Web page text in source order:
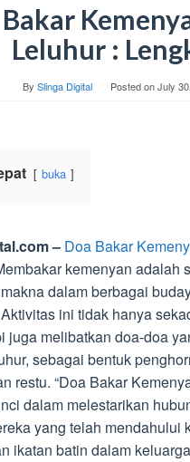
Leluhur :
By Slinga Digital Posted onJuly
buka
– Doa Bakar
kemenyan adalah
dalam berbagai
ini tidak hanya
juga melibatkan doa-doa
sebagai bentuk
restu. “Doa Bakar
dalam melestarikan
yang telah mendahului
ikatan batin dalam